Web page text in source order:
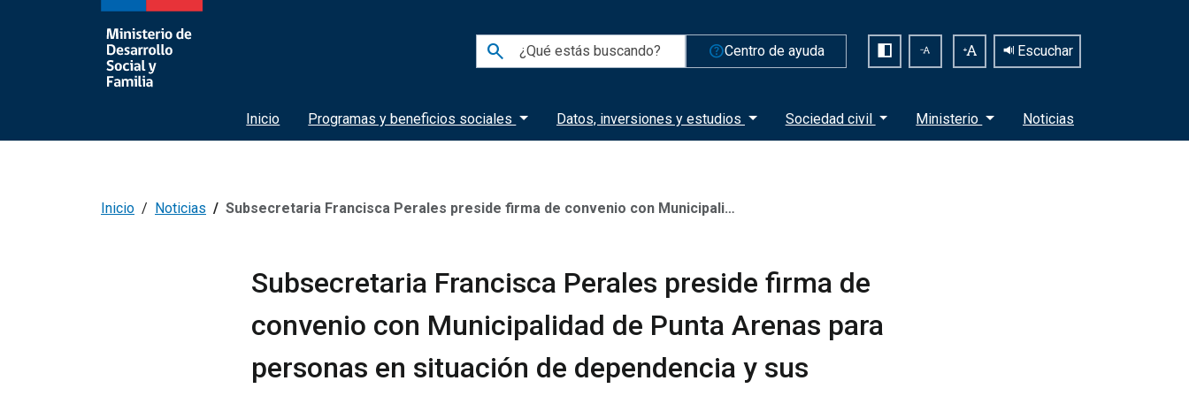
search help_outlineCentro de ayuda Escuchar
Inicio Programas y beneficios sociales Datos, inversiones y estudios Sociedad civil Ministerio Noticias
Inicio Noticias Subsecretaria Francisca Perales preside firma de convenio con Municipalidad de Punta Arenas para personas en situación de dependencia y sus cuidadoras
Subsecretaria Francisca Perales preside firma de
convenio con Municipalidad de Punta Arenas para
personas en situación de dependencia y sus